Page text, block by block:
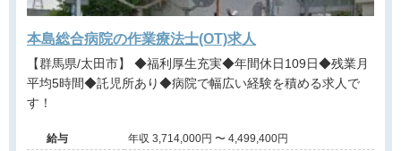
本島総合病院の作業療法士(OT)求人
【群馬県/太田市】 ◆福利厚生充実◆年間休日109日◆残業月
平均5時間◆託児所あり◆病院で幅広い経験を積める求人で
す！
給与
年収 3,714,000円 〜 4,499,400円